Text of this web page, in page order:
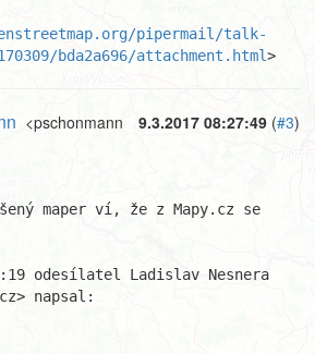
pipermail/talk-
bda2a696/attachment.html>
9.3.2017 08:27:49 (#3)
<pschonmann
maper ví, že z Mapy.cz se
odesílatel Ladislav Nesnera
napsal: